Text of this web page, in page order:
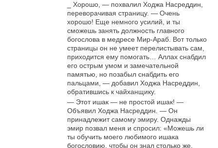
_ Хорошо, — похвалил Ходжа Насреддин,
переворачивая страницу. — Очень
хорошо! Еще немного усилий, и ты
сможешь занять должность главного
богослова в медресе Мир-Араб. Вот только
страницы он не умеет перелистывать сам,
приходится ему помогать… Аллах снабдил
его острым умом и замечательной
памятью, но позабыл снабдить его
пальцами, — добавил Ходжа Насреддин,
обратившись к чайханщику.
— Этот ишак — не простой ишак! —
Объявил Ходжа Насреддин. — Он
принадлежит самому эмиру. Однажды
эмир позвал меня и спросил: «Можешь ли
ты обучить моего любимого ишака
богословию, чтобы он знал столько же,